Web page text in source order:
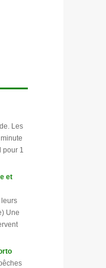
Les
pour 1
et
Une